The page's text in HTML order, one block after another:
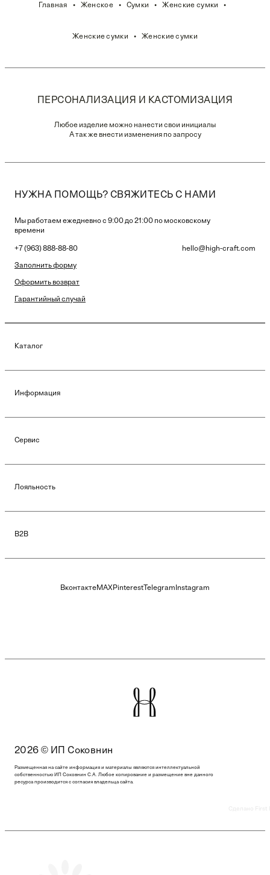
Главная Женское Сумки Женские сумки
Женские сумки Женские сумки
ПЕРСОНАЛИЗАЦИЯ И КАСТОМИЗАЦИЯ
Любое изделие можно нанести свои инициалы
А так же внести изменения по запросу
НУЖНА ПОМОЩЬ? СВЯЖИТЕСЬ С НАМИ
Мы работаем ежедневно с 9:00 до 21:00 по московскому
времени
+7 (963) 888-88-80 hello@high-craft.com
Заполнить форму
Оформить возврат
Гарантийный случай
Каталог
Информация
Сервис
Лояльность
B2B
ВконтактеMAXPinterest Telegram Instagram
2026 © ИП Соковнин
Размещенная на сайте информация и материалы являются интеллектуальной
собственностью ИП Соковнин С.А. Любое копирование и размещение вне данного
ресурса производится с согласия владельца сайта.